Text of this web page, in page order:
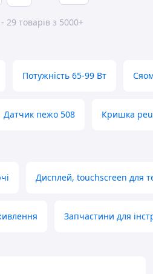
29 товарів з 5000+
Потужність 65-99 Вт
Датчик пежо 508 Кришка
Дисплей, touchscreen для
Запчастини для